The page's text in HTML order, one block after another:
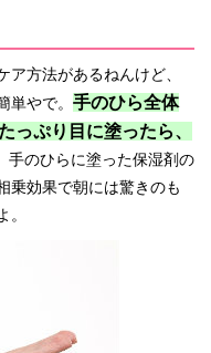
方法があるねんけど、
単やで。 手のひら全体
っぷり目に塗ったら、
手のひらに塗った保湿剤の
乗効果で朝には驚きのも